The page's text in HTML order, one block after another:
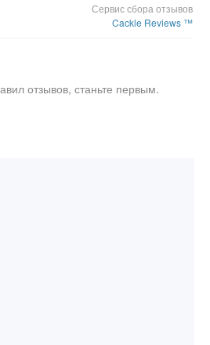
Сервис сбора отзывов
Cackle Reviews ™
отзывов, станьте первым.